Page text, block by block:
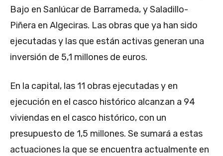
Bajo en Sanlúcar de Barrameda, y Saladillo-
Piñera en Algeciras. Las obras que ya han sido
ejecutadas y las que están activas generan una
inversión de 5,1 millones de euros.
En la capital, las 11 obras ejecutadas y en
ejecución en el casco histórico alcanzan a 94
viviendas en el casco histórico, con un
presupuesto de 1,5 millones. Se sumará a estas
actuaciones la que se encuentra actualmente en